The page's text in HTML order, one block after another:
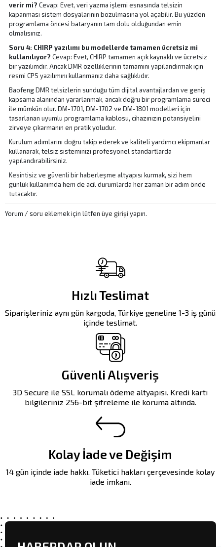
verir mi? Cevap: Evet, veri yazma işlemi esnasında telsizin
kapanması sistem dosyalarının bozulmasına yol açabilir. Bu yüzden
programlama öncesi bataryanın tam dolu olduğundan emin
olmalısınız.
Soru 4: CHIRP yazılımı bu modellerde tamamen ücretsiz mi
kullanılıyor? Cevap: Evet, CHIRP tamamen açık kaynaklı ve ücretsiz
bir yazılımdır. Ancak DMR özelliklerinin tamamını yapılandırmak için
resmi CPS yazılımını kullanmanız daha sağlıklıdır.
Baofeng DMR telsizlerin sunduğu tüm dijital avantajlardan ve geniş
kapsama alanından yararlanmak, ancak doğru bir programlama süreci
ile mümkün olur. DM-1701, DM-1702 ve DM-1801 modelleri için
tasarlanan uyumlu programlama kablosu, cihazınızın potansiyelini
zirveye çıkarmanın en pratik yoludur.
Kurulum adımlarını doğru takip ederek ve kaliteli yardımcı ekipmanlar
kullanarak, telsiz sisteminizi profesyonel standartlarda
yapılandırabilirsiniz.
Kesintisiz ve güvenli bir haberleşme altyapısı kurmak, sizi hem
günlük kullanımda hem de acil durumlarda her zaman bir adım önde
tutacaktır.
Yorum / soru eklemek için lütfenüye girişiyapın.
Hızlı Teslimat
Siparişleriniz aynı gün kargoda, Türkiye geneline 1-3 iş günü
içinde teslimat.
Güvenli Alışveriş
3D Secure ile SSL korumalı ödeme altyapısı. Kredi kartı
bilgileriniz 256-bit şifreleme ile koruma altında.
Kolay İade ve Değişim
14 gün içinde iade hakkı. Tüketici hakları çerçevesinde kolay
iade imkanı.